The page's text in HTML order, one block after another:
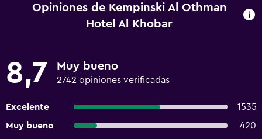
Opiniones de Kempinski Al Othman
Hotel Al Khobar
8,7 Muy bueno
2742 opiniones verificadas
Excelente
1535
Muy bueno
420